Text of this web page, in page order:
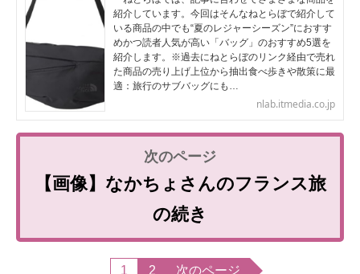
紹介しています。今回はそんなねとらぼで紹介して
いる商品の中でも“夏のレジャーシーズン”におすす
めかつ読者人気が高い「バッグ」のおすすめ5選を
紹介します。※過去にねとらぼのリンク経由で売れ
た商品の売り上げ上位から抽出食べ歩きや散策に最
適：旅行のサブバッグにも…
nlab.itmedia.co.jp
【画像】なかちょさんのフランス旅
の続き
1 2 次のページ